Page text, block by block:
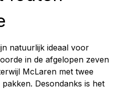
natuurlijk ideaal voor
in de afgelopen zeven
McLaren met twee
Desondanks is het